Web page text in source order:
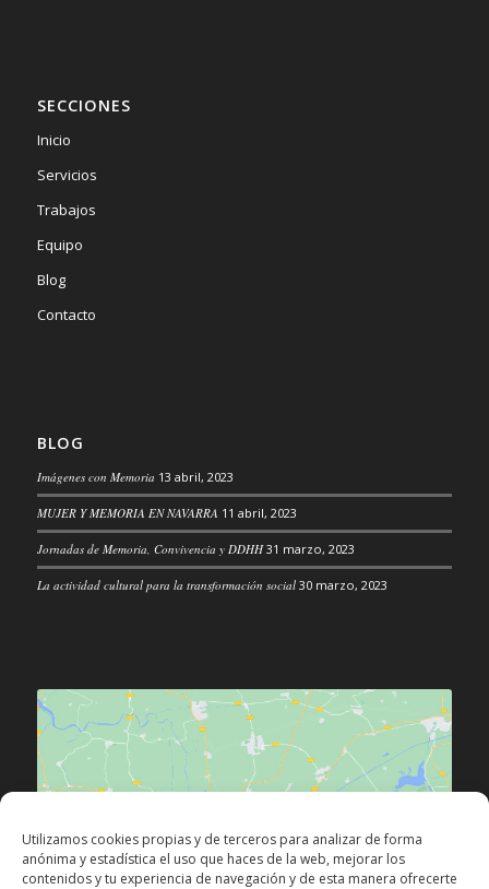
Utilizamos cookies propias y de terceros para analizar de forma
anónima y estadística el uso que haces de la web, mejorar los
contenidos y tu experiencia de navegación y de esta manera ofrecerte
SECCIONES
Inicio
Servicios
Trabajos
Equipo
Blog
Contacto
BLOG
Imágenes con Memoria 13 abril, 2023
MUJER Y MEMORIA EN NAVARRA 11 abril, 2023
Jornadas de Memoria, Convivencia y DDHH 31 marzo, 2023
La actividad cultural para la transformación social 30 marzo, 2023
márketing y permitir este contenido